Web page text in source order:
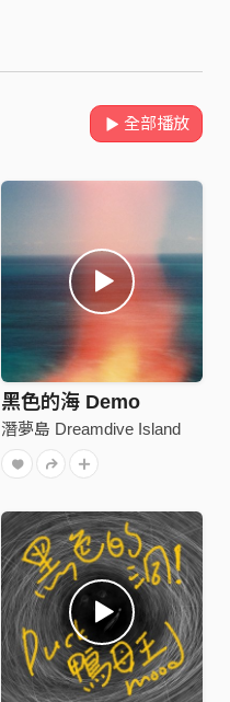
全部播放
黑色的海 Demo
潛夢島 Dreamdive Island